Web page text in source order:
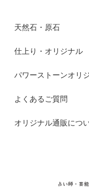
天然石・原石
仕上り・オリジナル
パワーストーンオリ
よくあるご質問
オリジナル通販につ